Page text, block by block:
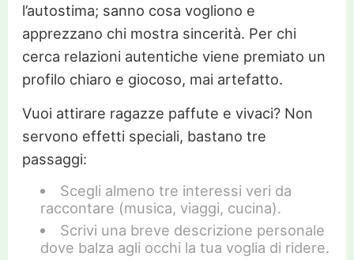
l’autostima; sanno cosa vogliono e
apprezzano chi mostra sincerità. Per chi
cerca relazioni autentiche viene premiato un
profilo chiaro e giocoso, mai artefatto.
Vuoi attirare ragazze paffute e vivaci? Non
servono effetti speciali, bastano tre
passaggi:
Scegli almeno tre interessi veri da
raccontare (musica, viaggi, cucina).
Scrivi una breve descrizione personale
dove balza agli occhi la tua voglia di ridere.